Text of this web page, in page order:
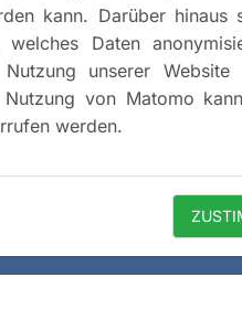
kann. Darüber hinaus
Daten
unserer Website
von Matomo
werden.